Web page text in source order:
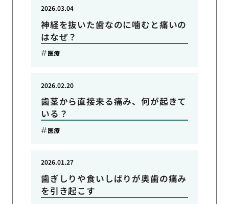
神経を抜いた歯なのに噛むと痛いの
はなぜ？
2026.03.04
医療
歯茎から直接来る痛み、何が起きて
いる？
2026.02.20
医療
歯ぎしりや食いしばりが奥歯の痛み
を引き起こす
2026.01.27